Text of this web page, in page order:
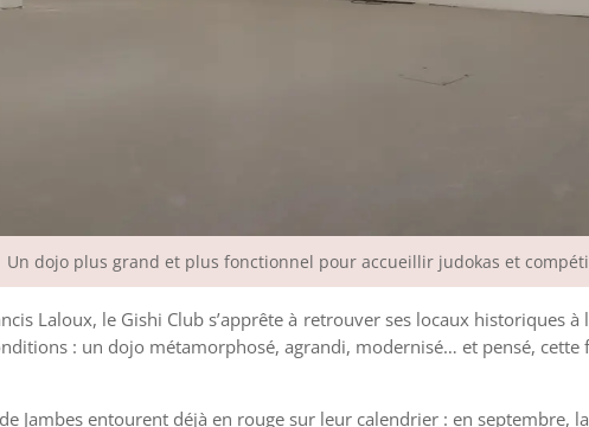
Un dojo plus grand et plus fonctionnel pour accueillir judokas et
Laloux, le Gishi Club s’apprête à retrouver ses locaux historiques
: un dojo métamorphosé, agrandi, modernisé… et pensé,
Jambes entourent déjà en rouge sur leur calendrier : en septembre,